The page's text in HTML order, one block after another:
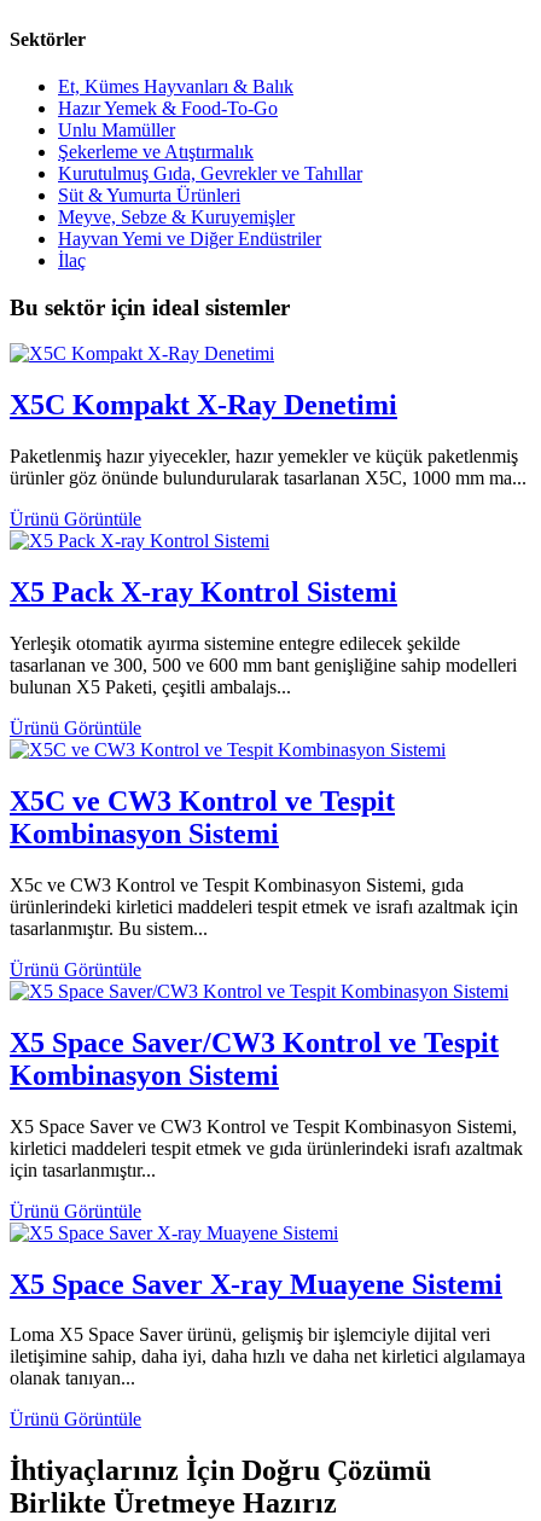
Sektörler
Et, Kümes Hayvanları & Balık
Hazır Yemek & Food-To-Go
Unlu Mamüller
Şekerleme ve Atıştırmalık
Kurutulmuş Gıda, Gevrekler ve Tahıllar
Süt & Yumurta Ürünleri
Meyve, Sebze & Kuruyemişler
Hayvan Yemi ve Diğer Endüstriler
İlaç
Bu sektör için ideal sistemler
X5C Kompakt X-Ray Denetimi
Paketlenmiş hazır yiyecekler, hazır yemekler ve küçük paketlenmiş
ürünler göz önünde bulundurularak tasarlanan X5C, 1000 mm ma...
Ürünü Görüntüle
X5 Pack X-ray Kontrol Sistemi
Yerleşik otomatik ayırma sistemine entegre edilecek şekilde
tasarlanan ve 300, 500 ve 600 mm bant genişliğine sahip modelleri
bulunan X5 Paketi, çeşitli ambalajs...
Ürünü Görüntüle
X5C ve CW3 Kontrol ve Tespit
Kombinasyon Sistemi
X5c ve CW3 Kontrol ve Tespit Kombinasyon Sistemi, gıda
ürünlerindeki kirletici maddeleri tespit etmek ve israfı azaltmak için
tasarlanmıştır. Bu sistem...
Ürünü Görüntüle
X5 Space Saver/CW3 Kontrol ve Tespit
Kombinasyon Sistemi
X5 Space Saver ve CW3 Kontrol ve Tespit Kombinasyon Sistemi,
kirletici maddeleri tespit etmek ve gıda ürünlerindeki israfı azaltmak
için tasarlanmıştır...
Ürünü Görüntüle
X5 Space Saver X-ray Muayene Sistemi
Loma X5 Space Saver ürünü, gelişmiş bir işlemciyle dijital veri
iletişimine sahip, daha iyi, daha hızlı ve daha net kirletici algılamaya
olanak tanıyan...
Ürünü Görüntüle
İhtiyaçlarınız İçin Doğru Çözümü
Birlikte Üretmeye Hazırız